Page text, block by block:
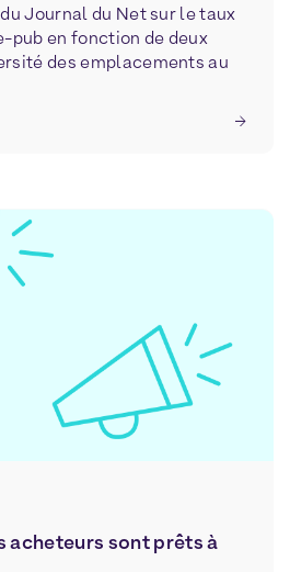
Journal du Net sur le taux
pub en fonction de deux
des emplacements au
acheteurs sont prêts à